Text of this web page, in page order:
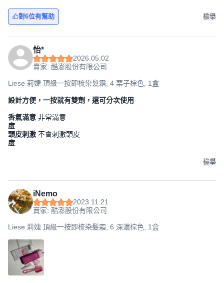
對6位有幫助 檢舉
怡*
2026.05.02
賣家: 酷澎股份有限公司
Liese 莉婕 頂級一按即梳染髮霜, 4 栗子棕色, 1盒
設計方便，一按就有雙劑，還可分次使用
香氣滿意
度
非常滿意
頭皮刺激
度
不會刺激頭皮
檢舉
iNemo
2023.11.21
賣家: 酷澎股份有限公司
Liese 莉婕 頂級一按即梳染髮霜, 6 深濃棕色, 1盒